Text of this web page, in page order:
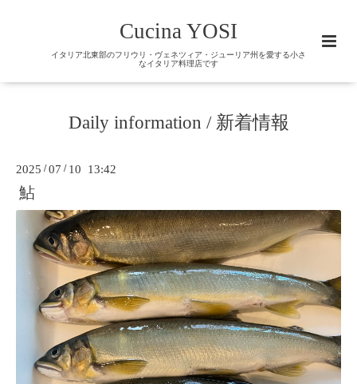
Cucina YOSI
イタリア北東部のフリウリ・ヴェネツィア・ジューリア州を愛する小さ
なイタリア料理店です
Daily information / 新着情報
2025 /07 / 10 13:42
鮎